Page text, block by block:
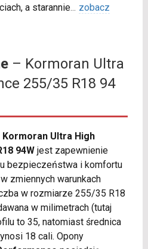
a starannie... zobacz
– Kormoran Ultra
255/35 R18 94
Ultra High
94Wjest zapewnienie
bezpieczeństwa i komfortu
zmiennych warunkach
w rozmiarze 255/35 R18
w milimetrach (tutaj
to 35, natomiast średnica
18 cali. Opony